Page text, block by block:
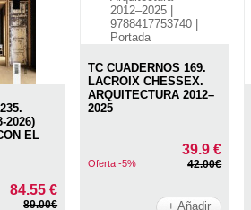
2026)
EL
84.55 €
89.00€
TC CUADERNOS 169.
LACROIX CHESSEX.
ARQUITECTURA 2012–
2025
39.9 €
Oferta -5% 42.00€
+ Añadir